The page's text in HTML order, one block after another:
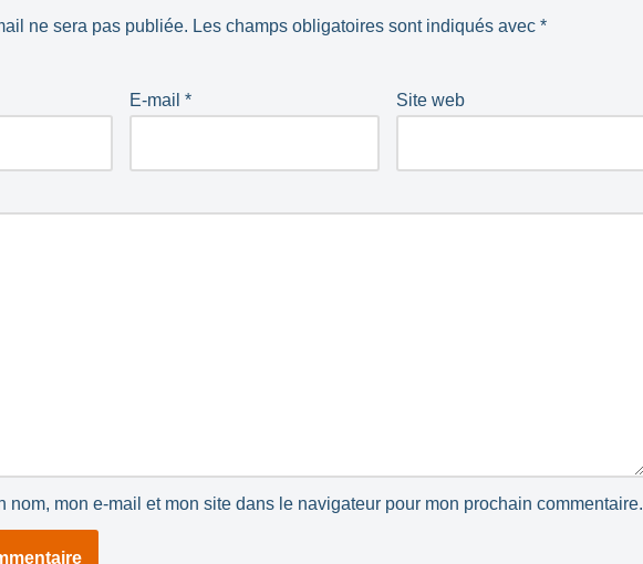
ne sera pas publiée. Les champs obligatoires sont indiqués avec *
E-mail * Site web
nom, mon e-mail et mon site dans le navigateur pour mon prochain commentaire.